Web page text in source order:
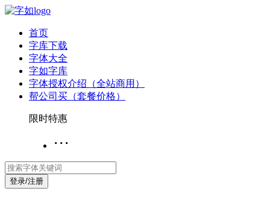
首页
字库下载
字体大全
字如字库
字体授权介绍（全站商用）
帮公司买（套餐价格）
限时特惠
···
登录/注册